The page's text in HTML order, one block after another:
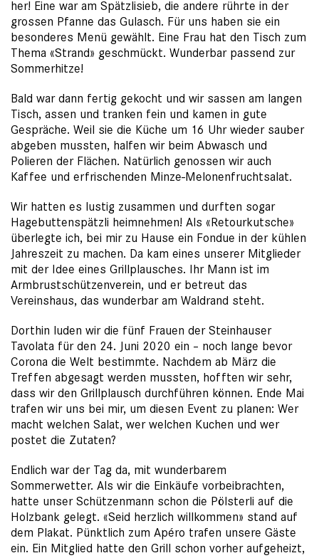
her! Eine war am Spätzlisieb, die andere rührte in der
grossen Pfanne das Gulasch. Für uns haben sie ein
besonderes Menü gewählt. Eine Frau hat den Tisch zum
Thema «Strand» geschmückt. Wunderbar passend zur
Sommerhitze!
Bald war dann fertig gekocht und wir sassen am langen
Tisch, assen und tranken fein und kamen in gute
Gespräche. Weil sie die Küche um 16 Uhr wieder sauber
abgeben mussten, halfen wir beim Abwasch und
Polieren der Flächen. Natürlich genossen wir auch
Kaffee und erfrischenden Minze-Melonenfruchtsalat.
Wir hatten es lustig zusammen und durften sogar
Hagebuttenspätzli heimnehmen! Als «Retourkutsche»
überlegte ich, bei mir zu Hause ein Fondue in der kühlen
Jahreszeit zu machen. Da kam eines unserer Mitglieder
mit der Idee eines Grillplausches. Ihr Mann ist im
Armbrustschützenverein, und er betreut das
Vereinshaus, das wunderbar am Waldrand steht.
Dorthin luden wir die fünf Frauen der Steinhauser
Tavolata für den 24. Juni 2020 ein – noch lange bevor
Corona die Welt bestimmte. Nachdem ab März die
Treffen abgesagt werden mussten, hofften wir sehr,
dass wir den Grillplausch durchführen können. Ende Mai
trafen wir uns bei mir, um diesen Event zu planen: Wer
macht welchen Salat, wer welchen Kuchen und wer
postet die Zutaten?
Endlich war der Tag da, mit wunderbarem
Sommerwetter. Als wir die Einkäufe vorbeibrachten,
hatte unser Schützenmann schon die Pölsterli auf die
Holzbank gelegt. «Seid herzlich willkommen» stand auf
dem Plakat. Pünktlich zum Apéro trafen unsere Gäste
ein. Ein Mitglied hatte den Grill schon vorher aufgeheizt,